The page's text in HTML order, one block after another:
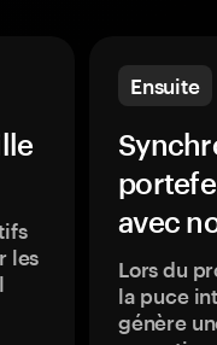
les
Ensuite
avec
Lors du
la puce
génère